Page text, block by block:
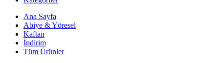
Ana Sayfa
Abiye & Yöresel
Kaftan
İndirim
Tüm Ürünler